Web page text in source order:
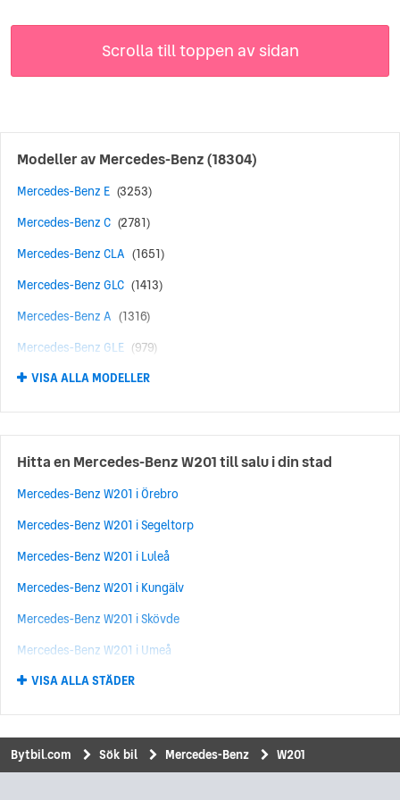
Mercedes var också först med säkerhetsinnovationer som
säkerhetszonen i förar- och passagerarsätet som skapas av
att fronten och bakdelen på bilen knycklas ihop vid kollision
Scrolla till toppen av sidan
Modeller av Mercedes-Benz(18304)
Mercedes-Benz E (3253)
Mercedes-Benz C (2781)
Mercedes-Benz CLA (1651)
Mercedes-Benz GLC (1413)
Mercedes-Benz A (1316)
Mercedes-Benz GLE (979)
Mercedes-Benz AMG (616)
Mercedes-Benz B (466)
Mercedes-Benz GLA (424)
Mercedes-Benz GLB (424)
Mercedes-Benz S (409)
Mercedes-Benz V (290)
Mercedes-Benz SL (263)
Mercedes-Benz CLS (262)
Mercedes-Benz EQE (240)
Mercedes-Benz GLS (237)
Mercedes-Benz G (236)
Mercedes-Benz GLK (211)
VISA ALLA MODELLER
Hitta en Mercedes-Benz W201 till salu i din stad
Mercedes-Benz W201 i Örebro
Mercedes-Benz W201 i Segeltorp
Mercedes-Benz W201 i Luleå
Mercedes-Benz W201 i Kungälv
Mercedes-Benz W201 i Skövde
Mercedes-Benz W201 i Umeå
Mercedes-Benz W201 i Norrköping
Mercedes-Benz W201 i Upplands Väsby
Mercedes-Benz W201 i Kungsbacka
Mercedes-Benz W201 i Uddevalla
VISA ALLA STÄDER
Bytbil.com Sök bil Mercedes-Benz W201